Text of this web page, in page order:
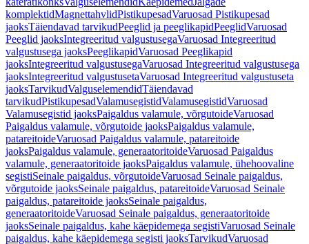
komplektidMagnettahvlidPistikupesadVaruosad Pistikupesad
jaoksTäiendavad tarvikudPeeglid ja peeglikapidPeeglidVaruosad
Peeglid jaoksIntegreeritud valgustusegaVaruosad Integreeritud
valgustusega jaoksPeeglikapidVaruosad Peeglikapid
jaoksIntegreeritud valgustusegaVaruosad Integreeritud valgustusega
jaoksIntegreeritud valgustusetaVaruosad Integreeritud valgustuseta
jaoksTarvikudValguselemendidTäiendavad
tarvikudPistikupesadValamusegistidValamusegistidVaruosad
Valamusegistid jaoksPaigaldus valamule, võrgutoideVaruosad
Paigaldus valamule, võrgutoide jaoksPaigaldus valamule,
patareitoideVaruosad Paigaldus valamule, patareitoide
jaoksPaigaldus valamule, generaatoritoideVaruosad Paigaldus
valamule, generaatoritoide jaoksPaigaldus valamule, ühehoovaline
segistiSeinale paigaldus, võrgutoideVaruosad Seinale paigaldus,
võrgutoide jaoksSeinale paigaldus, patareitoideVaruosad Seinale
paigaldus, patareitoide jaoksSeinale paigaldus,
generaatoritoideVaruosad Seinale paigaldus, generaatoritoide
jaoksSeinale paigaldus, kahe käepidemega segistiVaruosad Seinale
paigaldus, kahe käepidemega segisti jaoksTarvikudVaruosad